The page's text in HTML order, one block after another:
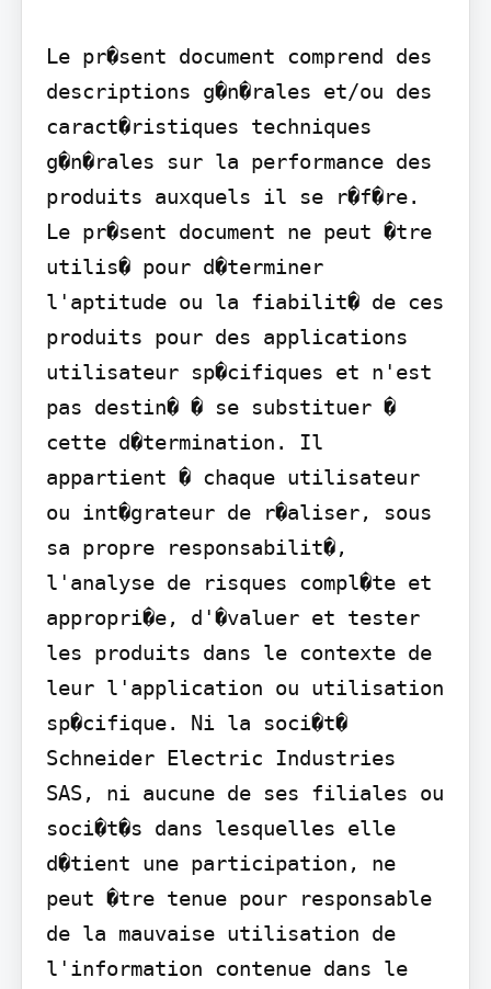
Le pr�sent document comprend des
descriptions g�n�rales et/ou des
caract�ristiques techniques
g�n�rales sur la performance des
produits auxquels il se r�f�re.
Le pr�sent document ne peut �tre
utilis� pour d�terminer
l'aptitude ou la fiabilit� de ces
produits pour des applications
utilisateur sp�cifiques et n'est
pas destin� � se substituer �
cette d�termination. Il
appartient � chaque utilisateur
ou int�grateur de r�aliser, sous
sa propre responsabilit�,
l'analyse de risques compl�te et
appropri�e, d'�valuer et tester
les produits dans le contexte de
leur l'application ou utilisation
sp�cifique. Ni la soci�t�
Schneider Electric Industries
SAS, ni aucune de ses filiales ou
soci�t�s dans lesquelles elle
d�tient une participation, ne
peut �tre tenue pour responsable
de la mauvaise utilisation de
l'information contenue dans le